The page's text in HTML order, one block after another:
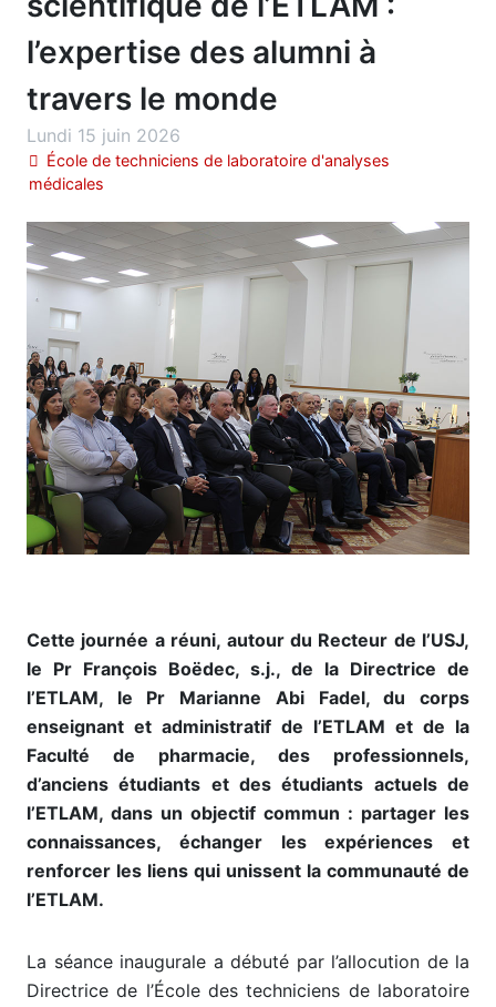
l’expertise des alumni à
travers le monde
Lundi 15 juin 2026
École de techniciens de laboratoire d'analyses
médicales
Cette journée a réuni, autour du Recteur de l’USJ,
le Pr François Boëdec, s.j., de la Directrice de
l’ETLAM, le Pr Marianne Abi Fadel, du corps
enseignant et administratif de l’ETLAM et de la
Faculté de pharmacie, des professionnels,
d’anciens étudiants et des étudiants actuels de
l’ETLAM, dans un objectif commun : partager les
connaissances, échanger les expériences et
renforcer les liens qui unissent la communauté de
l’ETLAM.
La séance inaugurale a débuté par l’allocution de la
Directrice de l’École des techniciens de laboratoire